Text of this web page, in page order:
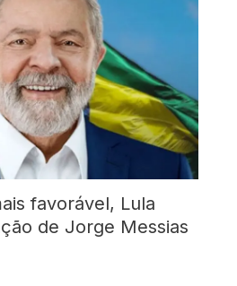
favorável, Lula
de Jorge Messias